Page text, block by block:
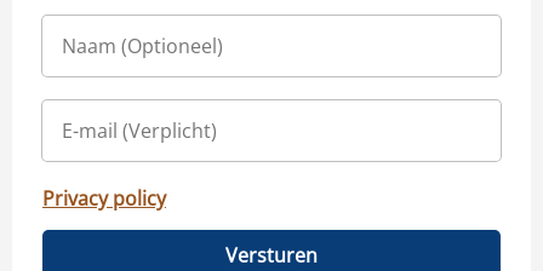
Privacy policy
Versturen